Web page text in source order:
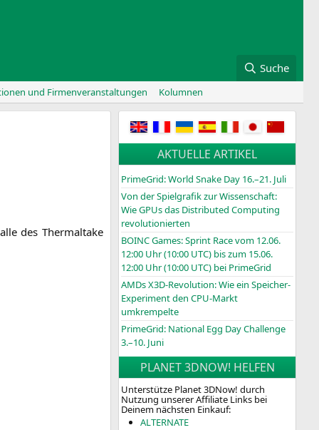
Suche
und Firmenveranstaltungen Kolumnen
des Ther­mal­ta­ke
AKTUELLE ARTIKEL
PrimeGrid: World Snake Day 16.–21. Juli
Von der Spielgrafik zur Wissenschaft:
Wie GPUs das Distributed Computing
revolutionierten
BOINCGames: Sprint Race vom 12.06.
12:00 Uhr (10:00 UTC) bis zum 15.06.
12:00 Uhr (10:00 UTC) bei PrimeGrid
AMDs X3D-Revolution: Wie ein Speicher-
Experiment den CPU-Markt
umkrempelte
PrimeGrid: National Egg Day Challenge
3.–10. Juni
PLANET 3DNOW! HELFEN
Unterstütze Planet 3DNow! durch
Nutzung unserer Affiliate Links bei
Deinem nächsten Einkauf:
ALTERNATE